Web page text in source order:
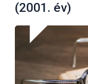
(2001. év)